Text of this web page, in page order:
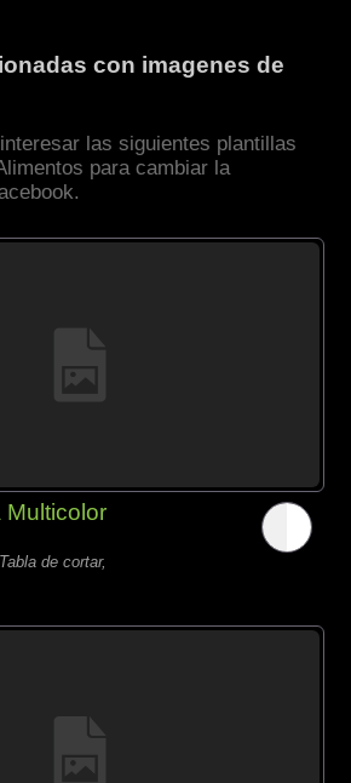
con imagenes de
las siguientes plantillas
para cambiar la
Multicolor
de cortar,